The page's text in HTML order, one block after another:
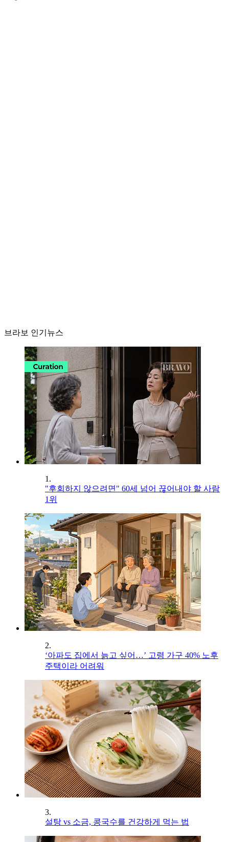
브라보 인기뉴스
1.
"후회하지 않으려면" 60세 넘어 끊어내야 할 사람
1위
2.
‘아파도 집에서 늙고 싶어…’ 고령 가구 40% 노후
주택이라 어려워
3.
설탕 vs 소금, 콩국수를 건강하게 먹는 법